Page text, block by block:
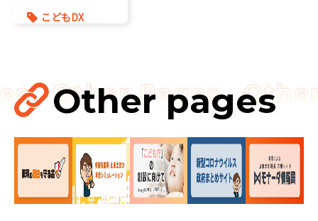
こどもDX
表現規制
Other pages